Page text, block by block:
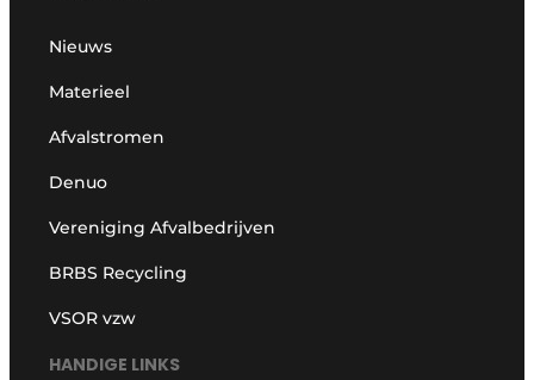
Nieuws
Materieel
Afvalstromen
Denuo
Vereniging Afvalbedrijven
BRBS Recycling
VSOR vzw
HANDIGE LINKS